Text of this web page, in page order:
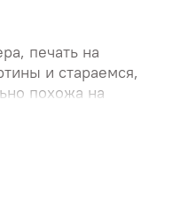
печать на
и стараемся,
похожа на
художник.
внимание
хлопковый
можно